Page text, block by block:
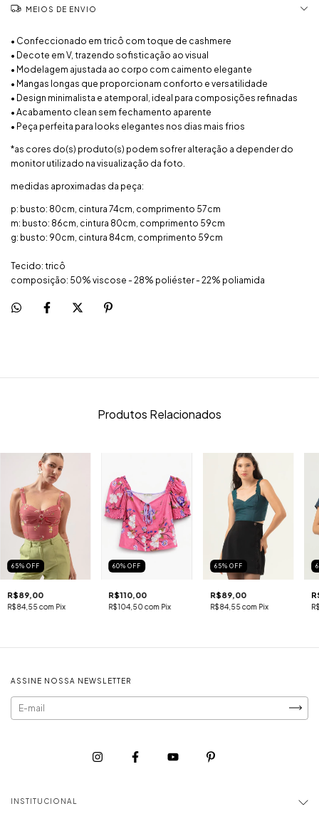
MEIOS DE ENVIO
• Confeccionado em tricô com toque de cashmere
• Decote em V, trazendo sofisticação ao visual
• Modelagem ajustada ao corpo com caimento elegante
• Mangas longas que proporcionam conforto e versatilidade
• Design minimalista e atemporal, ideal para composições refinadas
• Acabamento clean sem fechamento aparente
• Peça perfeita para looks elegantes nos dias mais frios
*as cores do(s) produto(s) podem sofrer alteração a depender do
monitor utilizado na visualização da foto.
medidas aproximadas da peça:
p: busto: 80cm, cintura 74cm, comprimento 57cm
m: busto: 86cm, cintura 80cm, comprimento 59cm
g: busto: 90cm, cintura 84cm, comprimento 59cm
Tecido: tricô
composição: 50% viscose - 28% poliéster - 22% poliamida
Produtos Relacionados
65% OFF
R$89,00
R$84,55com Pix
60%OFF
R$110,00
R$104,50com Pix
65% OFF
R$89,00
R$84,55com Pix
ASSINE NOSSA NEWSLETTER
INSTITUCIONAL